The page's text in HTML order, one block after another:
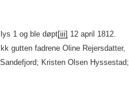
1 og ble døpt[iii] 12 april 1812.
gutten fadrene Oline Rejersdatter,
Kristen Olsen Hyssestad;